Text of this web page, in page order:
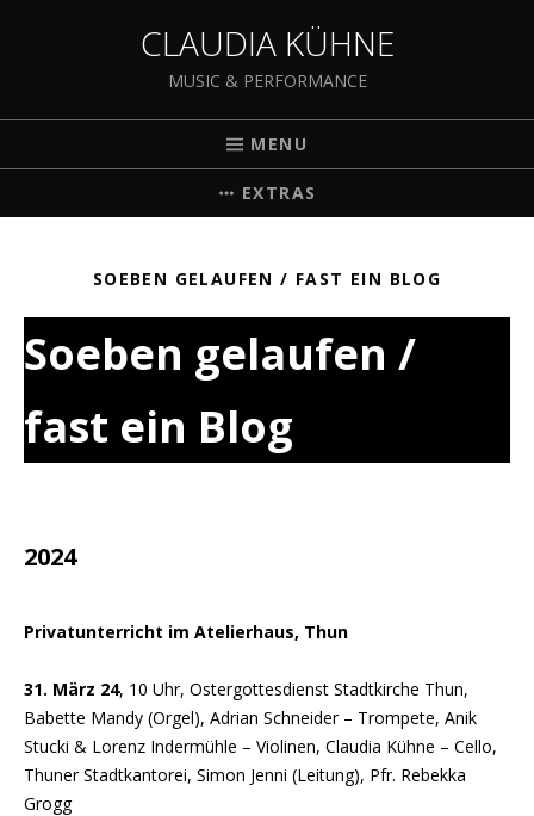
CLAUDIA KÜHNE
MUSIC & PERFORMANCE
MENU
EXTRAS
SOEBEN GELAUFEN / FAST EIN BLOG
Soeben gelaufen /
fast ein Blog
2024
Privatunterricht im Atelierhaus, Thun
31. März 24, 10 Uhr, Ostergottesdienst Stadtkirche Thun,
Babette Mandy (Orgel), Adrian Schneider – Trompete, Anik
Stucki & Lorenz Indermühle – Violinen, Claudia Kühne – Cello,
Thuner Stadtkantorei, Simon Jenni (Leitung), Pfr. Rebekka
Grogg